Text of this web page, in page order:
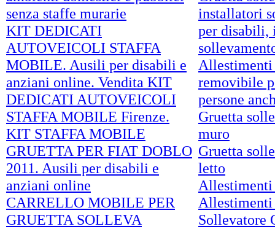
senza staffe murarie
KIT DEDICATI
AUTOVEICOLI STAFFA
MOBILE. Ausili per disabili e
anziani online. Vendita KIT
DEDICATI AUTOVEICOLI
STAFFA MOBILE Firenze.
KIT STAFFA MOBILE
GRUETTA PER FIAT DOBLO
2011. Ausili per disabili e
anziani online
CARRELLO MOBILE PER
GRUETTA SOLLEVA
installatori
per disabili,
Allestimenti
removibile
persone
Gruetta
muro
Gruetta
letto
Allestimenti
Allestimenti
Sollevatore